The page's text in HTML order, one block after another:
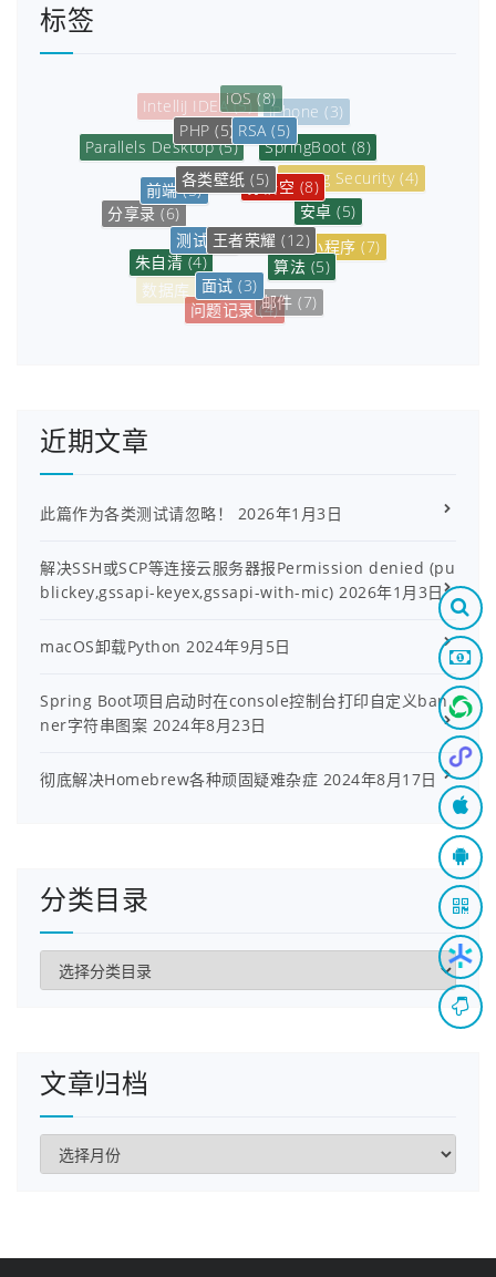
这是因为我之前在手机上安装过gradle编译的build
->outputs->apk->debug->app-debug.apk安装
包，只需要卸载旧安装包，然后重新安装新的就可
以了：
标签
iOS (8)
iPhone (3)
Parallels Desktop(5)
PHP(5)RSA(5)
SpringBoot(8)
Spring Security(4)
分享录(6)
前端 (5)
各类壁纸(5)
孙悟空(8)
安卓(5)
小程序(7)
微信小程序
数据库 (6)
朱自清(4)
测试(3)
(12)
算法(5)
邮件(7)
问题记录(4)
面试(3)
近期文章
此篇作为各类测试请忽略！ 2026年1月3日
解决SSH或SCP等连接云服务器报Permission denied (pu
blickey,gssapi-keyex,gssapi-with-mic) 2026年1月3日
macOS卸载Python 2024年9月5日
Spring Boot项目启动时在console控制台打印自定义ban
ner字符串图案 2024年8月23日
彻底解决Homebrew各种顽固疑难杂症 2024年8月17日
分类目录
类
文章归档
章